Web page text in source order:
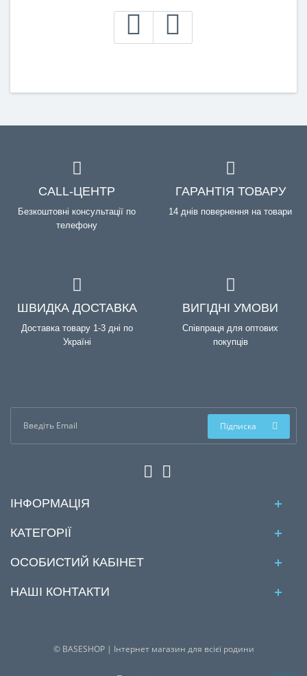
CALL-ЦЕНТР
Безкоштовні консультації по
телефону
ГАРАНТІЯ ТОВАРУ
14 днів повернення на товари
ШВИДКА ДОСТАВКА
Доставка товару 1-3 дні по
Україні
ВИГІДНІ УМОВИ
Співпраця для оптових
покупців
Підписка
ІНФОРМАЦІЯ
КАТЕГОРІЇ
ОСОБИСТИЙ КАБІНЕТ
НАШІ КОНТАКТИ
© BASESHOP | Інтернет магазин для всієї родини